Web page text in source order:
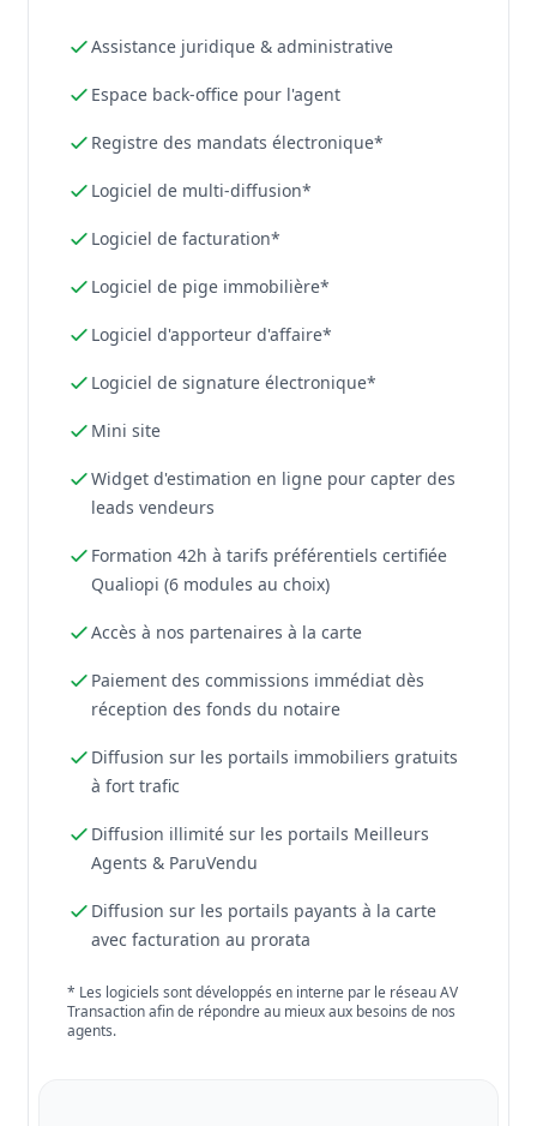
Assistance juridique & administrative
Espace back-office pour l'agent
Registre des mandats électronique*
Logiciel de multi-diffusion*
Logiciel de facturation*
Logiciel de pige immobilière*
Logiciel d'apporteur d'affaire*
Logiciel de signature électronique*
Mini site
Widget d'estimation en ligne pour capter des
leads vendeurs
Formation 42h à tarifs préférentiels certifiée
Qualiopi (6 modules au choix)
Accès à nos partenaires à la carte
Paiement des commissions immédiat dès
réception des fonds du notaire
Diffusion sur les portails immobiliers gratuits
à fort trafic
Diffusion illimité sur les portails Meilleurs
Agents & ParuVendu
Diffusion sur les portails payants à la carte
avec facturation au prorata
* Les logiciels sont développés en interne par le réseau AV
Transaction afin de répondre au mieux aux besoins de nos
agents.